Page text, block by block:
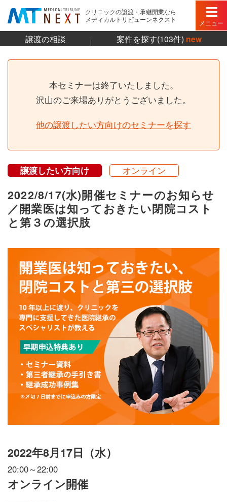
クリニックの譲渡・承継開業なら
メディカルトリビューンネクスト
メニュー
譲渡の相談 案件を探す(103件) new
本セミナーは終了いたしました。
沢山のご来場ありがとうございました。
他の譲渡したい方向けのセミナーを探す
譲渡したい方向け オンライン
2022/8/17(水)開催セミナーのお知らせ
／開業医は知っておきたい閉院コスト
と第３の選択肢
2022年8月17日（水）
20:00～22:00
オンライン開催